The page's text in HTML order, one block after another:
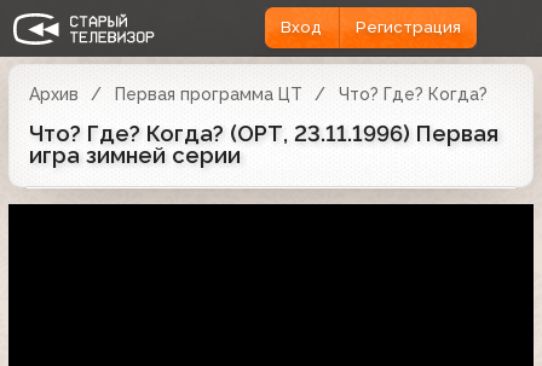
Вход Регистрация
Архив Первая программа ЦТ Что? Где? Когда?
Что? Где? Когда? (ОРТ, 23.11.1996) Первая
игра зимней серии